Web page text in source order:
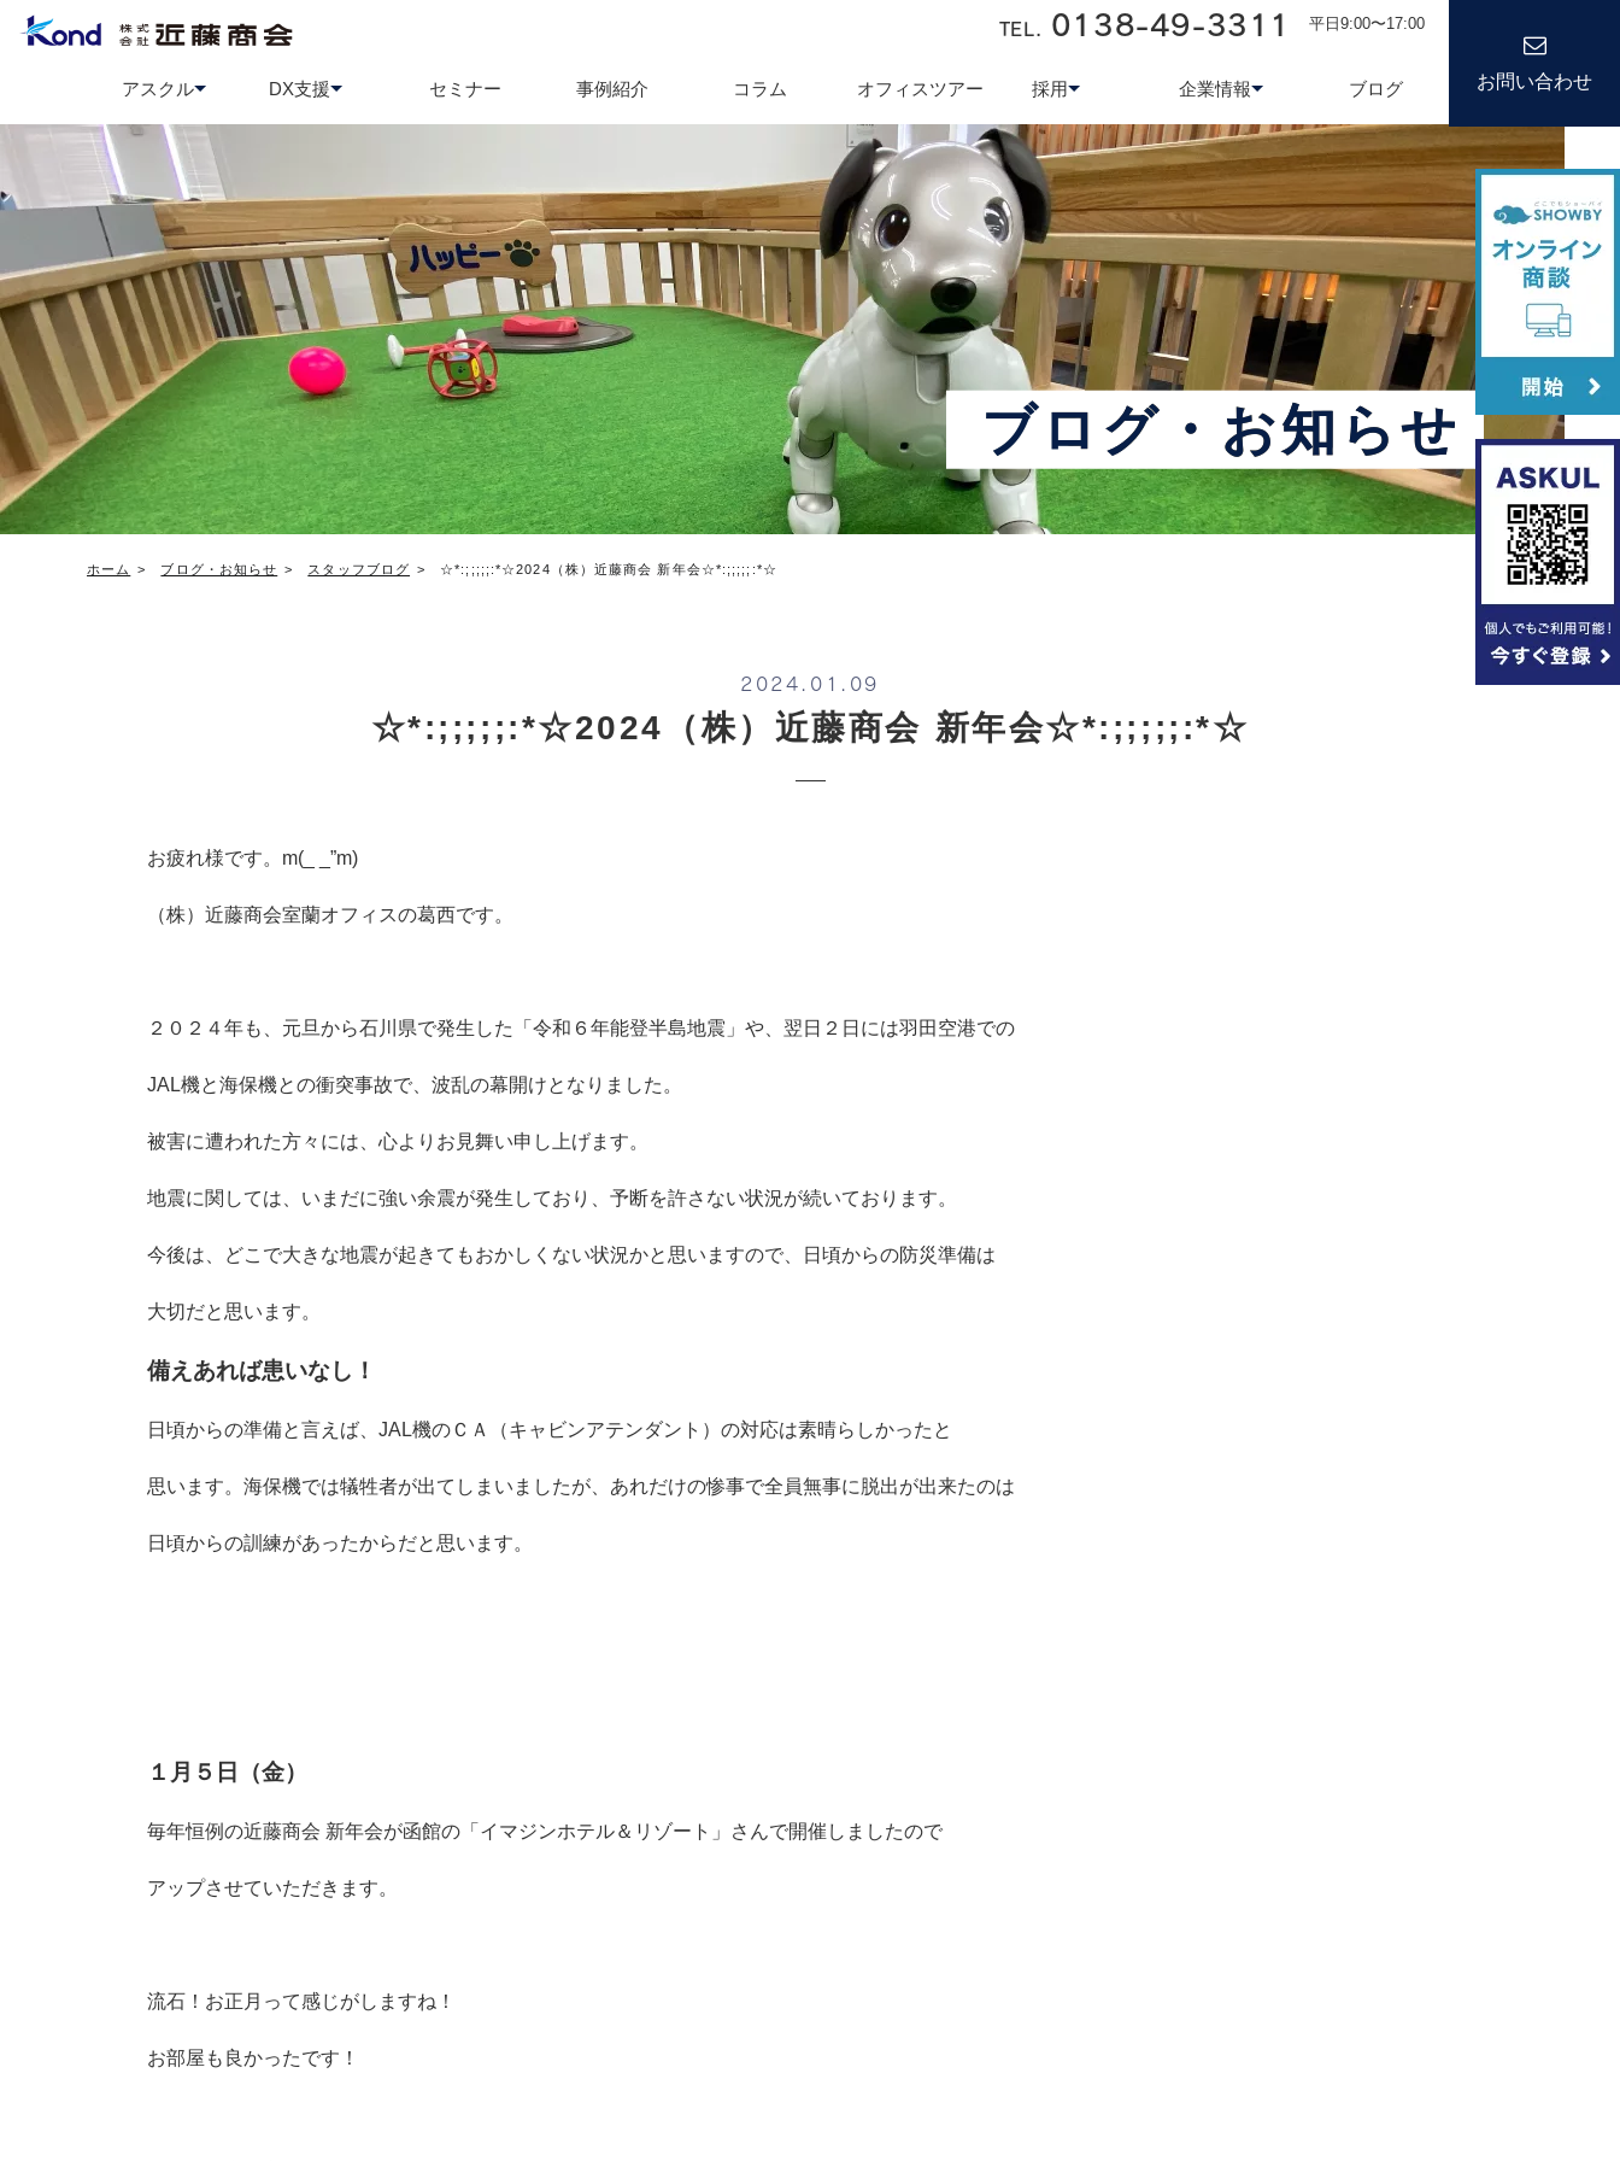
アスクル
アスクル
DX支援
テレワーク導入支援 オフィス業務システム kond 光回線
セミナー 事例紹介 コラム オフィスツアー 採用
採用について 新卒採用
企業情報
会社情報
ブログ
TEL. 0138-49-3311 平日9:00〜17:00
お問い合わせ
ブログ・お知らせ
ホーム ブログ・お知らせ スタッフブログ ☆*:;;;;;:*☆2024（株）近藤商会 新年会☆*:;;;;;:*☆
2024.01.09
☆*:;;;;;:*☆2024（株）近藤商会 新年会☆*:;;;;;:*☆
お疲れ様です。m(_ _”m)
（株）近藤商会室蘭オフィスの葛西です。
２０２４年も、元旦から石川県で発生した「令和６年能登半島地震」や、翌日２日には羽田空港での
JAL機と海保機との衝突事故で、波乱の幕開けとなりました。
被害に遭われた方々には、心よりお見舞い申し上げます。
地震に関しては、いまだに強い余震が発生しており、予断を許さない状況が続いております。
今後は、どこで大きな地震が起きてもおかしくない状況かと思いますので、日頃からの防災準備は
大切だと思います。
備えあれば患いなし！
日頃からの準備と言えば、JAL機のＣＡ（キャビンアテンダント）の対応は素晴らしかったと
思います。海保機では犠牲者が出てしまいましたが、あれだけの惨事で全員無事に脱出が出来たのは
日頃からの訓練があったからだと思います。
１月５日（金）
毎年恒例の近藤商会 新年会が函館の「イマジンホテル＆リゾート」さんで開催しましたので
アップさせていただきます。
流石！お正月って感じがしますね！
お部屋も良かったです！